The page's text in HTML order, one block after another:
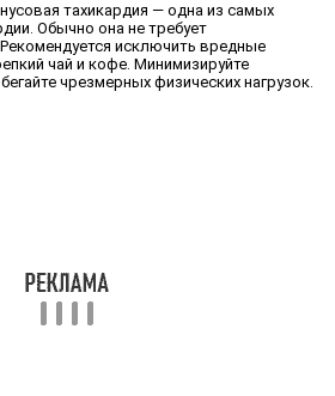
тахикардия — одна из самых
Обычно она не требует
исключить вредные
чай и кофе. Минимизируйте
чрезмерных физических нагрузок.